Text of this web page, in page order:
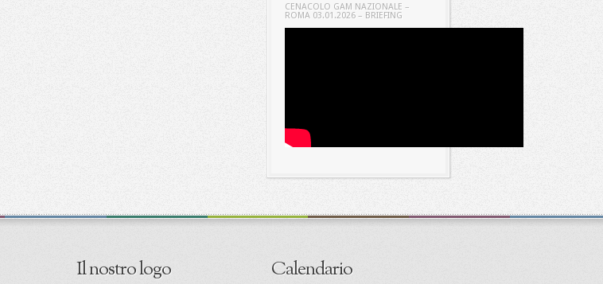
CENACOLO GAM NAZIONALE –
ROMA 03.01.2026 – BRIEFING
Il nostro logo Calendario